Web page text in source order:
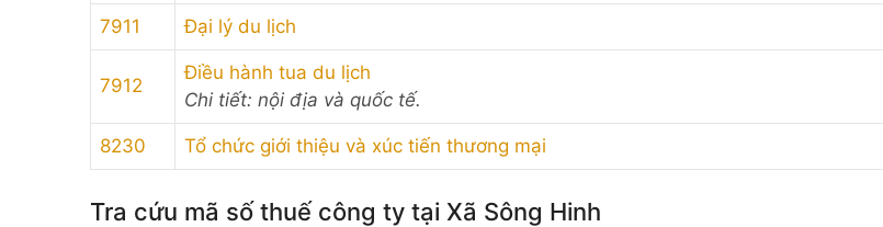
7911 Đại lý du lịch
7912
Điều hành tua du lịch
Chi tiết: nội địa và quốc tế.
8230 Tổ chức giới thiệu và xúc tiến thương mại
Tra cứu mã số thuế công ty tại Xã Sông Hinh